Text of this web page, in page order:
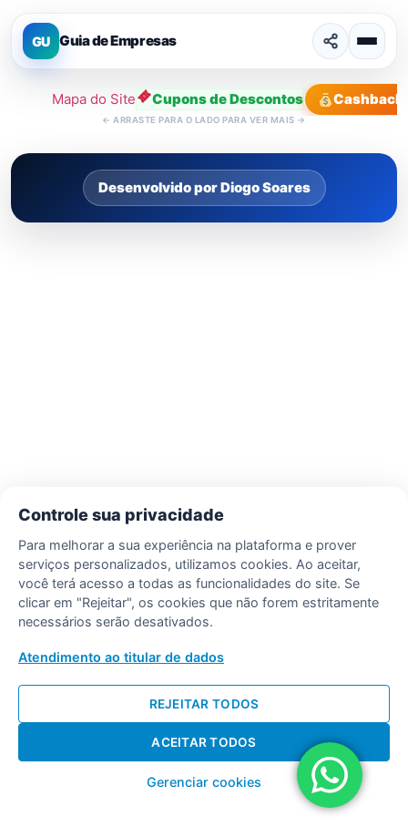
GU Guia de Empresas
Mapa do Site Cupons de Descontos Cashback
← ARRASTE PARA O LADO PARA VER MAIS →
Desenvolvido por Diogo Soares
Controle sua privacidade
Para melhorar a sua experiência na plataforma e prover
serviços personalizados, utilizamos cookies. Ao aceitar,
você terá acesso a todas as funcionalidades do site. Se
clicar em "Rejeitar", os cookies que não forem estritamente
necessários serão desativados.
Atendimento ao titular de dados
Gerenciar cookies
REJEITAR TODOS
ACEITAR TODOS